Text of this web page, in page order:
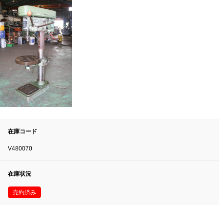
在庫コード
V480070
在庫状況
売約済み